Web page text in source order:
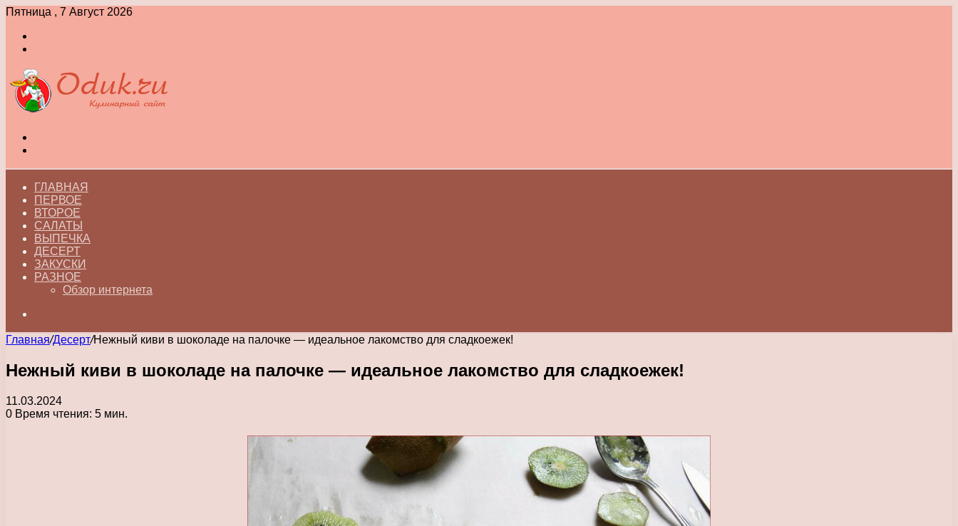
Пятница , 7 Август 2026
ГЛАВНАЯ
ПЕРВОЕ
ВТОРОЕ
САЛАТЫ
ВЫПЕЧКА
ДЕСЕРТ
ЗАКУСКИ
РАЗНОЕ
Обзор интернета
Главная/Десерт/Нежный киви в шоколаде на палочке — идеальное лакомство для сладкоежек!
Нежный киви в шоколаде на палочке — идеальное лакомство для сладкоежек!
11.03.2024
0 Время чтения: 5 мин.